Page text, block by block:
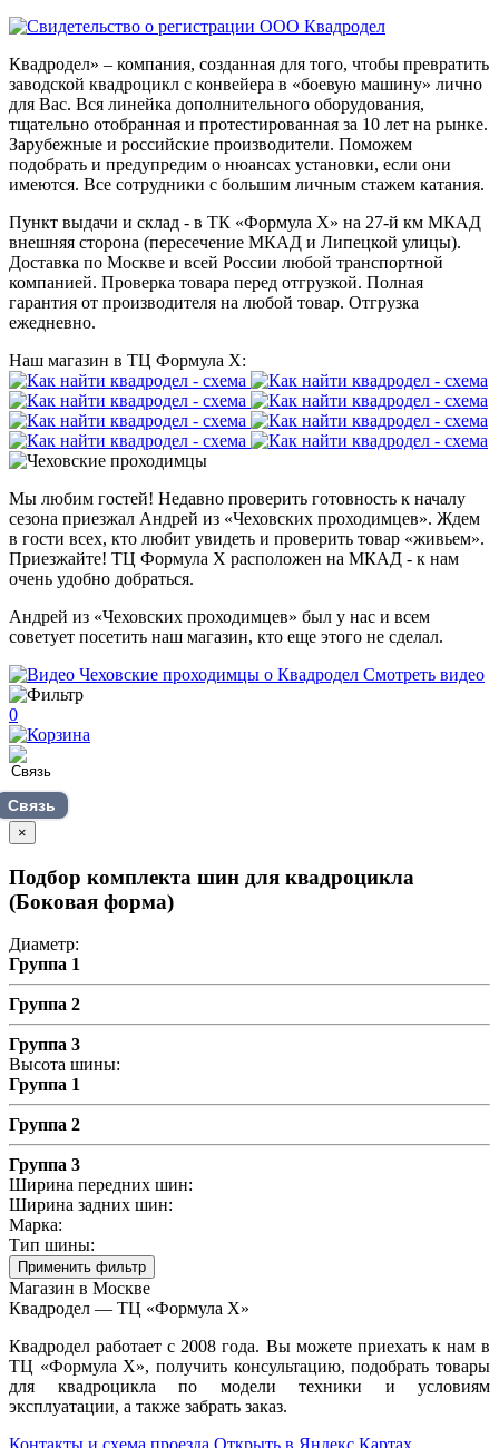
Квадродел» – компания, созданная для того, чтобы превратить
заводской квадроцикл с конвейера в «боевую машину» лично
для Вас. Вся линейка дополнительного оборудования,
тщательно отобранная и протестированная за 10 лет на рынке.
Зарубежные и российские производители. Поможем
подобрать и предупредим о нюансах установки, если они
имеются. Все сотрудники с большим личным стажем катания.
Пункт выдачи и склад - в ТК «Формула X» на 27-й км МКАД
внешняя сторона (пересечение МКАД и Липецкой улицы).
Доставка по Москве и всей России любой транспортной
компанией. Проверка товара перед отгрузкой. Полная
гарантия от производителя на любой товар. Отгрузка
ежедневно.
Наш магазин в ТЦ Формула Х:
Мы любим гостей! Недавно проверить готовность к началу
сезона приезжал Андрей из «Чеховских проходимцев». Ждем
в гости всех, кто любит увидеть и проверить товар «живьем».
Приезжайте! ТЦ Формула Х расположен на МКАД - к нам
очень удобно добраться.
Андрей из «Чеховских проходимцев» был у нас и всем
советует посетить наш магазин, кто еще этого не сделал.
Смотреть видео
0
Связь
×
Подбор комплекта шин для квадроцикла
(Боковая форма)
Диаметр:
Группа 1
Группа 2
Группа 3
Высота шины:
Группа 1
Группа 2
Группа 3
Ширина передних шин:
Ширина задних шин:
Марка:
Тип шины:
Применить фильтр
Магазин в Москве
Квадродел — ТЦ «Формула Х»
Квадродел работает с 2008 года. Вы можете приехать к нам в
ТЦ «Формула Х», получить консультацию, подобрать товары
для квадроцикла по модели техники и условиям
эксплуатации, а также забрать заказ.